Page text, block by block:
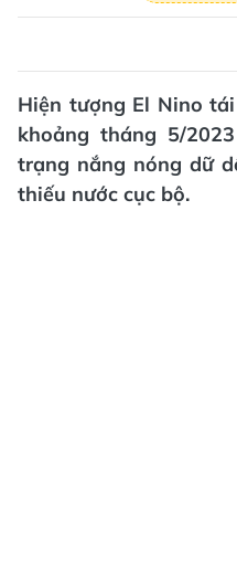
Hiện tượng El Nino
khoảng tháng 5/
trạng nắng nóng dữ
thiếu nước cục bộ.